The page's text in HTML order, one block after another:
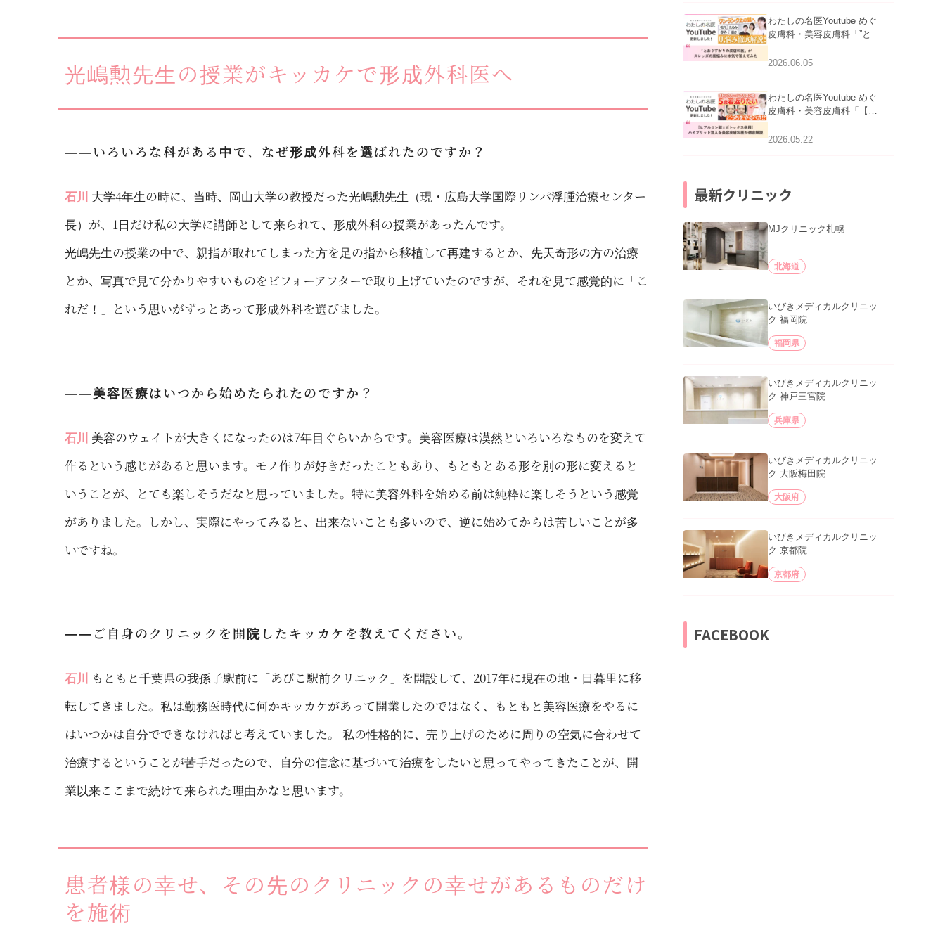
光嶋勲先生の授業がキッカケで形成外科医へ
――いろいろな科がある中で、なぜ形成外科を選ばれたのですか？
石川 大学4年生の時に、当時、岡山大学の教授だった光嶋勲先生（現・広島大学国際リンパ浮腫治療センター
長）が、1日だけ私の大学に講師として来られて、形成外科の授業があったんです。
光嶋先生の授業の中で、親指が取れてしまった方を足の指から移植して再建するとか、先天奇形の方の治療
とか、写真で見て分かりやすいものをビフォーアフターで取り上げていたのですが、それを見て感覚的に「こ
れだ！」という思いがずっとあって形成外科を選びました。
――美容医療はいつから始めたられたのですか？
石川 美容のウェイトが大きくになったのは7年目ぐらいからです。美容医療は漠然といろいろなものを変えて
作るという感じがあると思います。モノ作りが好きだったこともあり、もともとある形を別の形に変えると
いうことが、とても楽しそうだなと思っていました。特に美容外科を始める前は純粋に楽しそうという感覚
がありました。しかし、実際にやってみると、出来ないことも多いので、逆に始めてからは苦しいことが多
いですね。
――ご自身のクリニックを開院したキッカケを教えてください。
石川 もともと千葉県の我孫子駅前に「あびこ駅前クリニック」を開設して、2017年に現在の地・日暮里に移
転してきました。私は勤務医時代に何かキッカケがあって開業したのではなく、もともと美容医療をやるに
はいつかは自分でできなければと考えていました。 私の性格的に、売り上げのために周りの空気に合わせて
治療するということが苦手だったので、自分の信念に基づいて治療をしたいと思ってやってきたことが、開
業以来ここまで続けて来られた理由かなと思います。
患者様の幸せ、その先のクリニックの幸せがあるものだけ
を施術
わたしの名医Youtube めぐ
皮膚科・美容皮膚科「”とお
ッズの肌悩みに本気で答え
2026.06.05
わたしの名医Youtube めぐ
皮膚科・美容皮膚科「【ヒ
用】ハイブリッド注入を美
2026.05.22
最新クリニック
MJクリニック札幌
北海道
いびきメディカルクリニッ
ク 福岡院
福岡県
いびきメディカルクリニッ
ク 神戸三宮院
兵庫県
いびきメディカルクリニッ
ク 大阪梅田院
大阪府
いびきメディカルクリニッ
ク 京都院
京都府
FACEBOOK